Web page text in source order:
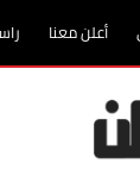
أعلن معنا